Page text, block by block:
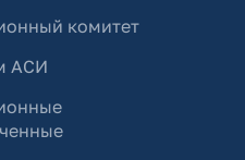
комитет
АСИ